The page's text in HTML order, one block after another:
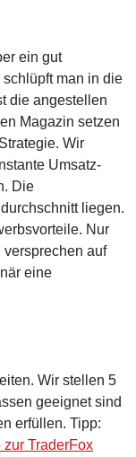
ein gut
man in die
die angestellen
Magazin setzen
Wir
Umsatz-
Die
liegen.
Nur
versprechen auf
eine
Wir stellen 5
geeignet sind
erfüllen. Tipp:
zur TraderFox